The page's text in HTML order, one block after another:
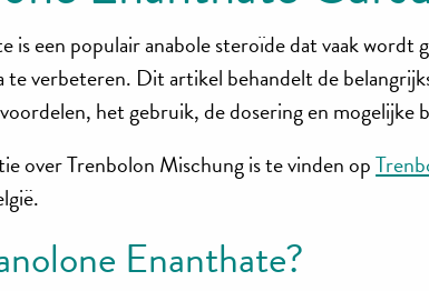
is een populair anabole steroïde dat vaak
te verbeteren. Dit artikel behandelt de
het gebruik, de dosering en mogelijke
over Trenbolon Mischung is te vinden op
Enanthate?